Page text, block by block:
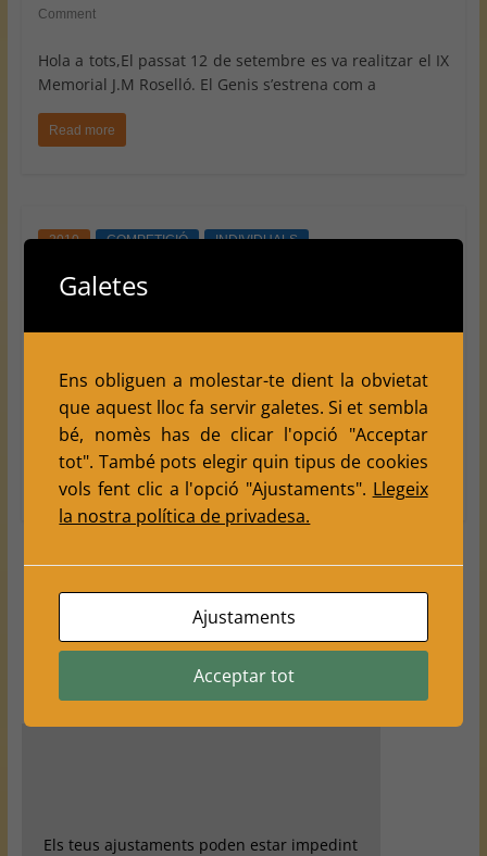
Comment
Hola a tots,El passat 12 de setembre es va realitzar el IX
Memorial J.M Roselló. El Genis s’estrena com a
Read more
2010 COMPETICIÓ INDIVIDUALS
Més campionats d’Estiu
Comments
Hola a tots, Com es habitual en aquestes dates de
festes majors, hi ha campionats d’escacs per triar i
remenar.
← Previous
Español
Els teus ajustaments poden estar impedint
Galetes
Ens obliguen a molestar-te dient la obvietat
que aquest lloc fa servir galetes. Si et sembla
bé, nomès has de clicar l'opció "Acceptar
tot". També pots elegir quin tipus de cookies
vols fent clic a l'opció "Ajustaments". Llegeix
la nostra política de privadesa.
Ajustaments
Acceptar tot